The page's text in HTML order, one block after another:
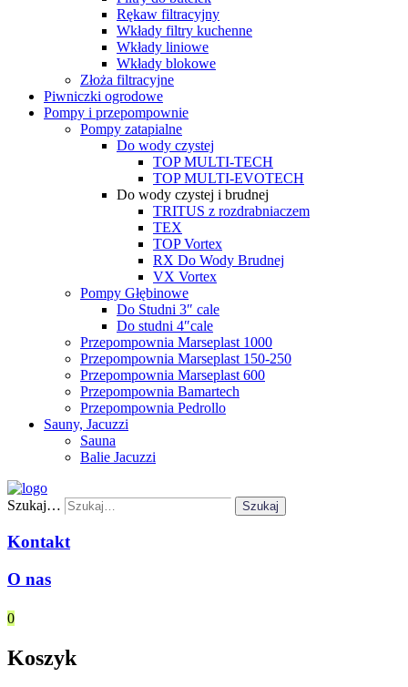
Rękaw filtracyjny
Wkłady filtry kuchenne
Wkłady liniowe
Wkłady blokowe
Złoża filtracyjne
Piwniczki ogrodowe
Pompy i przepompownie
Pompy zatapialne
Do wody czystej
TOP MULTI-TECH
TOP MULTI-EVOTECH
Do wody czystej i brudnej
TRITUS z rozdrabniaczem
TEX
TOP Vortex
RX Do Wody Brudnej
VX Vortex
Pompy Głębinowe
Do Studni 3″ cale
Do studni 4″cale
Przepompownia Marseplast 1000
Przepompownia Marseplast 150-250
Przepompownia Marseplast 600
Przepompownia Bamartech
Przepompownia Pedrollo
Sauny, Jacuzzi
Sauna
Balie Jacuzzi
Szukaj… Szukaj
Kontakt
O nas
0
Koszyk